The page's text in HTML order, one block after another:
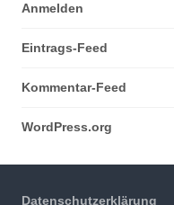
Anmelden
Eintrags-Feed
Kommentar-Feed
WordPress.org
Datenschutzerklärung